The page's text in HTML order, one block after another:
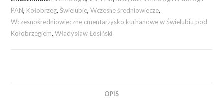
PAN, Kołobrzeg,Świelubie,Wczesne średniowiecze,
Wczesnośredniowieczne cmentarzysko kurhanowe w Świelubiu pod
Kołobrzegiem,Władysław Łosiński
OPIS